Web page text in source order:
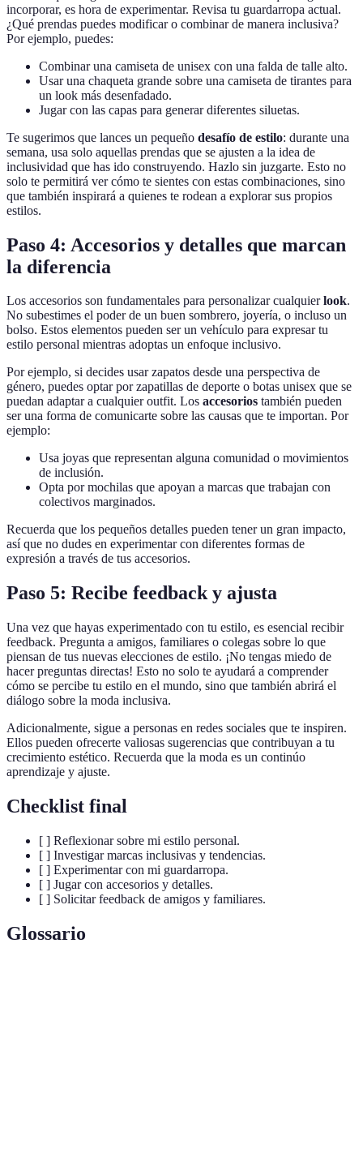
incorporar, es hora de experimentar. Revisa tu guardarropa actual.
¿Qué prendas puedes modificar o combinar de manera inclusiva?
Por ejemplo, puedes:
Combinar una camiseta de unisex con una falda de talle alto.
Usar una chaqueta grande sobre una camiseta de tirantes para
un look más desenfadado.
Jugar con las capas para generar diferentes siluetas.
Te sugerimos que lances un pequeño desafío de estilo: durante una
semana, usa solo aquellas prendas que se ajusten a la idea de
inclusividad que has ido construyendo. Hazlo sin juzgarte. Esto no
solo te permitirá ver cómo te sientes con estas combinaciones, sino
que también inspirará a quienes te rodean a explorar sus propios
estilos.
Paso 4: Accesorios y detalles que marcan
la diferencia
Los accesorios son fundamentales para personalizar cualquierlook.
No subestimes el poder de un buen sombrero, joyería, o incluso un
bolso. Estos elementos pueden ser un vehículo para expresar tu
estilo personal mientras adoptas un enfoque inclusivo.
Por ejemplo, si decides usar zapatos desde una perspectiva de
género, puedes optar por zapatillas de deporte o botas unisex que se
puedan adaptar a cualquier outfit. Los accesorios también pueden
ser una forma de comunicarte sobre las causas que te importan. Por
ejemplo:
Usa joyas que representan alguna comunidad o movimientos
de inclusión.
Opta por mochilas que apoyan a marcas que trabajan con
colectivos marginados.
Recuerda que los pequeños detalles pueden tener un gran impacto,
así que no dudes en experimentar con diferentes formas de
expresión a través de tus accesorios.
Paso 5: Recibe feedback y ajusta
Una vez que hayas experimentado con tu estilo, es esencial recibir
feedback. Pregunta a amigos, familiares o colegas sobre lo que
piensan de tus nuevas elecciones de estilo. ¡No tengas miedo de
hacer preguntas directas! Esto no solo te ayudará a comprender
cómo se percibe tu estilo en el mundo, sino que también abrirá el
diálogo sobre la moda inclusiva.
Adicionalmente, sigue a personas en redes sociales que te inspiren.
Ellos pueden ofrecerte valiosas sugerencias que contribuyan a tu
crecimiento estético. Recuerda que la moda es un continúo
aprendizaje y ajuste.
Checklist final
[ ] Reflexionar sobre mi estilo personal.
[ ] Investigar marcas inclusivas y tendencias.
[ ] Experimentar con mi guardarropa.
[ ] Jugar con accesorios y detalles.
[ ] Solicitar feedback de amigos y familiares.
Glossario